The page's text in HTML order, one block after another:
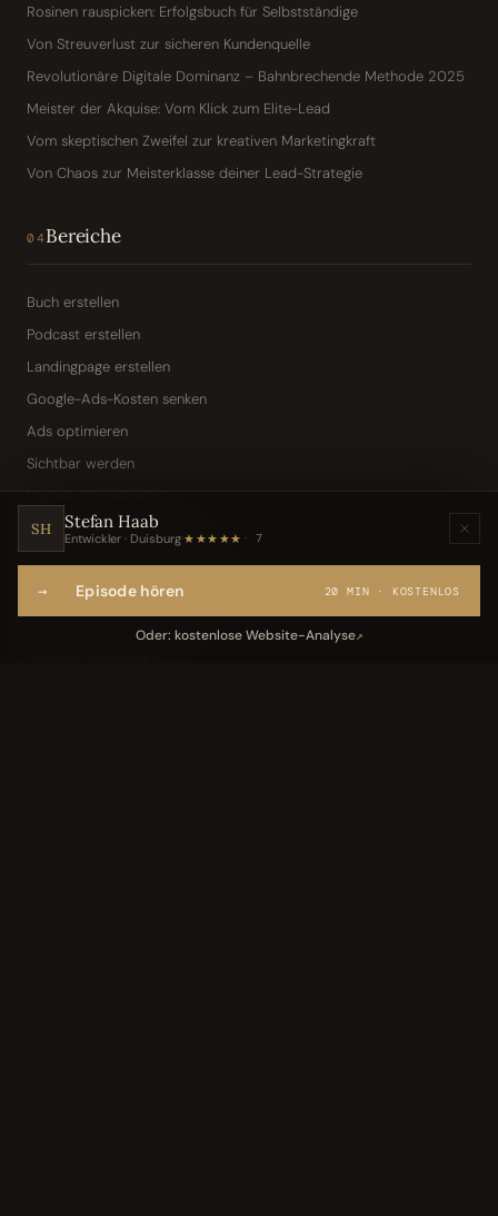
Rosinen rauspicken: Erfolgsbuch für Selbstständige
Von Streuverlust zur sicheren Kundenquelle
Revolutionäre Digitale Dominanz – Bahnbrechende Methode 2025
Meister der Akquise: Vom Klick zum Elite-Lead
Vom skeptischen Zweifel zur kreativen Marketingkraft
Von Chaos zur Meisterklasse deiner Lead-Strategie
04Bereiche
Buch erstellen
Podcast erstellen
Landingpage erstellen
Google-Ads-Kosten senken
Ads optimieren
Sichtbar werden
Digitale Visitenkarte
KI-Assistent (Toni · Jarvis)
Webseite per Sprache
SH Stefan Haab
Entwickler · Duisburg·★★★★★ 7
→ Episode hören 20 MIN · KOSTENLOS
Oder: kostenlose Website-Analyse↗